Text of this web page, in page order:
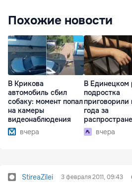
Похожие новости
В Крикова
автомобиль сбил
собаку: момент попал
на камеры
видеонаблюдения
вчера
В Единецком
подростка
приговорили
года за
наркотиков
вчера
StireaZilei 3 февраля 2011, 09:43